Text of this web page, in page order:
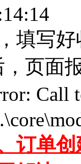
填写
页面
Call
订单